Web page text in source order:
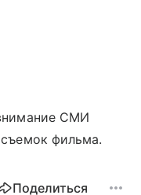
СМИ
фильма.
Поделиться